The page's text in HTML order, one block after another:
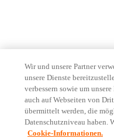
Wir und unsere Partner
unsere Dienste
verbessern sowie um
auch auf Webseiten von
übermittelt werden, die
Datenschutzniveau haben.
Cookie-Informationen.